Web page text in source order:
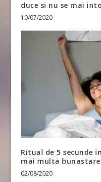
duce si nu se mai
10/07/2020
Ritual de 5 secunde
mai multa
02/08/2020